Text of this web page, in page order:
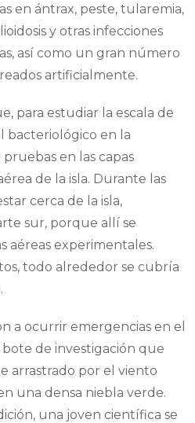
en ántrax, peste, tularemia,
y otras infecciones
así como un gran número
artificialmente.
para estudiar la escala de
bacteriológico en la
en las capas
de la isla. Durante las
cerca de la isla,
sur, porque allí se
aéreas experimentales.
todo alrededor se cubría
a ocurrir emergencias en el
bote de investigación que
arrastrado por el viento
una densa niebla verde.
una joven científica se